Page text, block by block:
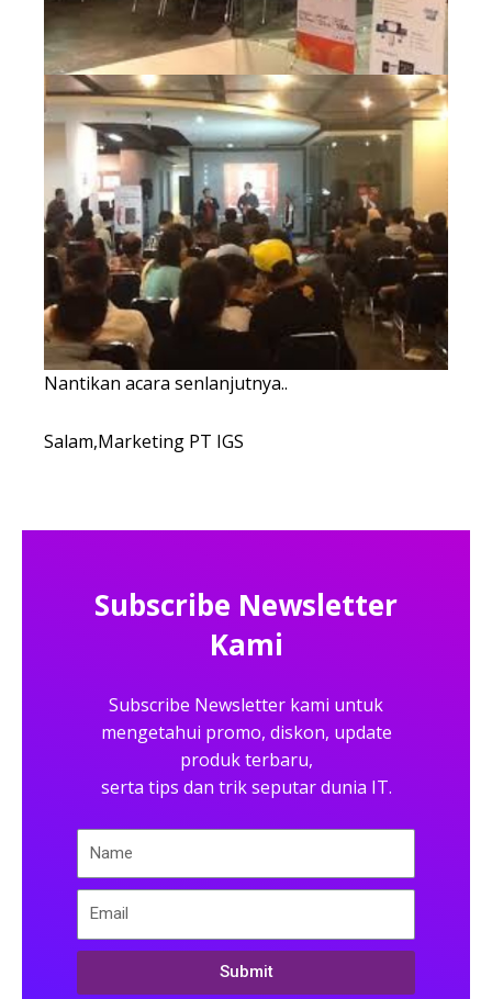
Nantikan acara senlanjutnya..
Salam,Marketing PT IGS
Subscribe Newsletter
Kami
Subscribe Newsletter kami untuk
mengetahui promo, diskon, update
produk terbaru,
serta tips dan trik seputar dunia IT.
Submit